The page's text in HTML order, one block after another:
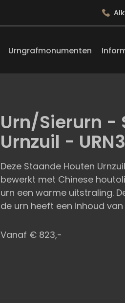
Urngrafmonumenten
Urn/Sierurn -
Urnzuil -
Deze Staande Houten
bewerkt met Chinese
urn een warme uitstraling.
de urn heeft een inhoud van
Vanaf € 823,-